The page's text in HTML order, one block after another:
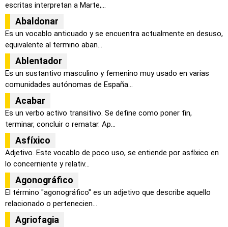
escritas interpretan a Marte,...
Abaldonar
Es un vocablo anticuado y se encuentra actualmente en desuso,
equivalente al termino aban...
Ablentador
Es un sustantivo masculino y femenino muy usado en varias
comunidades autónomas de España...
Acabar
Es un verbo activo transitivo. Se define como poner fin,
terminar, concluir o rematar. Ap...
Asfíxico
Adjetivo. Este vocablo de poco uso, se entiende por asfíxico en
lo concerniente y relativ...
Agonográfico
El término "agonográfico" es un adjetivo que describe aquello
relacionado o pertenecien...
Agriofagia